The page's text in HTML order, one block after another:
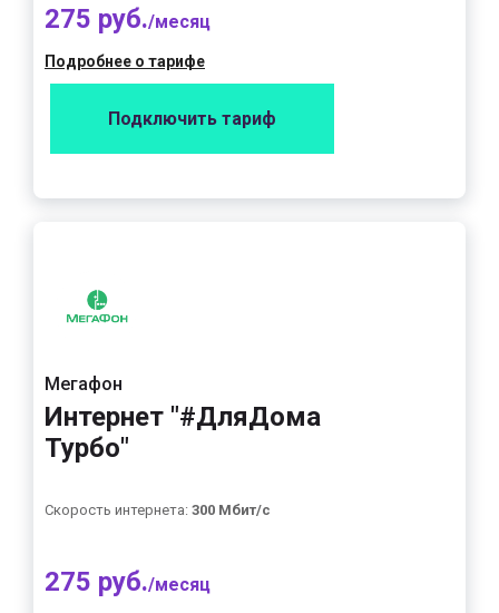
275 руб./месяц
Подробнее о тарифе
Подключить тариф
Мегафон
Интернет "#ДляДома
Турбо"
Скорость интернета: 300 Мбит/с
275 руб./месяц